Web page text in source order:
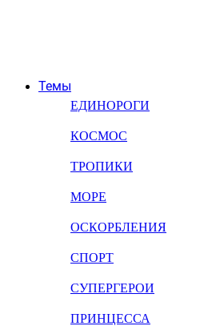
Темы
ЕДИНОРОГИ
КОСМОС
ТРОПИКИ
МОРЕ
ОСКОРБЛЕНИЯ
СПОРТ
СУПЕРГЕРОИ
ПРИНЦЕССА